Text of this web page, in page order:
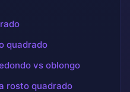
quadrado
vs oblongo
rosto quadrado